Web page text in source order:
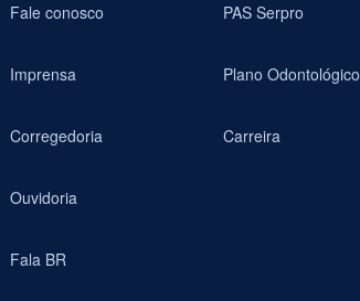
Fale conosco
Imprensa
Corregedoria
Ouvidoria
Fala BR
PAS Serpro
Plano Odontológico
Carreira